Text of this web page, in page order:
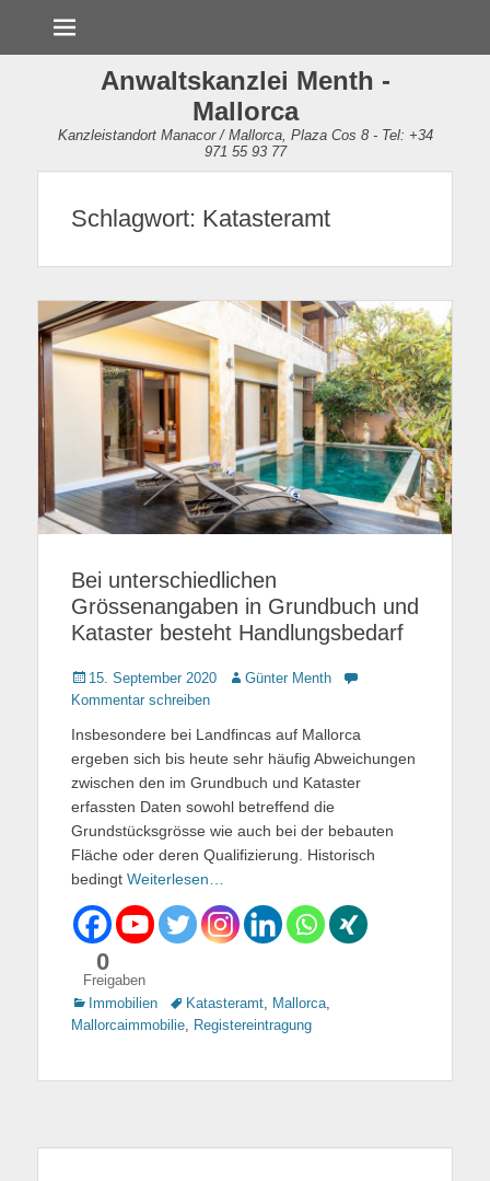
Anwaltskanzlei Menth -
Mallorca
Kanzleistandort Manacor / Mallorca, Plaza Cos 8 - Tel: +34
971 55 93 77
Schlagwort: Katasteramt
Bei unterschiedlichen
Grössenangaben in Grundbuch und
Kataster besteht Handlungsbedarf
Gepostet
am
15. September 2020 AutorGünter Menth
Kommentar schreiben
Insbesondere bei Landfincas auf Mallorca
ergeben sich bis heute sehr häufig Abweichungen
zwischen den im Grundbuch und Kataster
erfassten Daten sowohl betreffend die
Grundstücksgrösse wie auch bei der bebauten
Fläche oder deren Qualifizierung. Historisch
bedingt Weiterlesen…
0
Freigaben
Kategorien
Immobilien TagsKatasteramt Mallorca
Mallorcaimmobilie
Registereintragung